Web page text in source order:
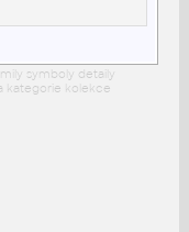
symboly detaily
kategorie kolekce